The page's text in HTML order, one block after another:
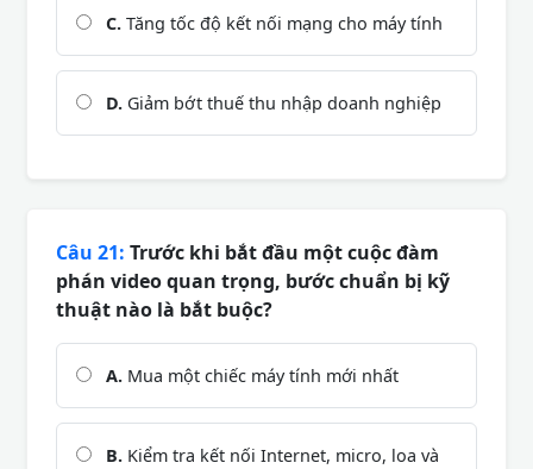
C. Tăng tốc độ kết nối mạng cho máy tính
D. Giảm bớt thuế thu nhập doanh nghiệp
Câu 21: Trước khi bắt đầu một cuộc đàm
phán video quan trọng, bước chuẩn bị kỹ
thuật nào là bắt buộc?
A. Mua một chiếc máy tính mới nhất
B. Kiểm tra kết nối Internet, micro, loa và